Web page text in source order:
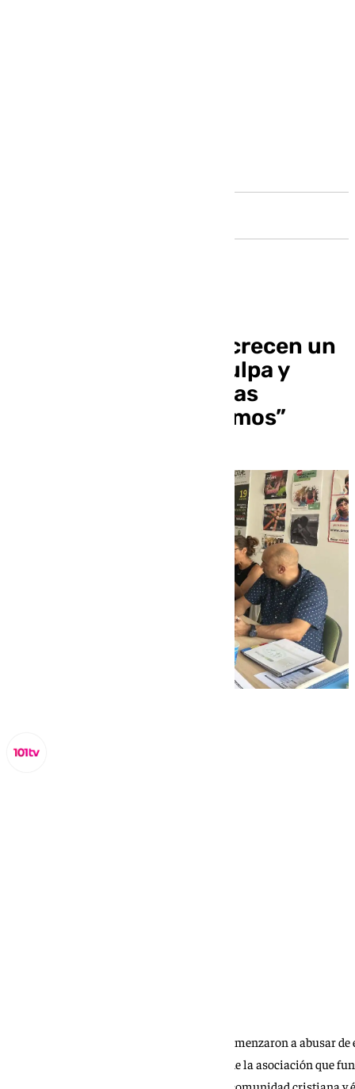
Los delitos sexuales crecen un
18% en Málaga: “La culpa y
vergüenza hace que las
víctimas nos silenciemos”
Miriam Iglesias tenía cinco años cuando comenzaron a abusar
de quien lo ha vivido, que justo es el origen de la asociación que